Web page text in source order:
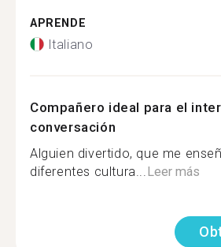
APRENDE
Italiano
Compañero ideal para el
conversación
Alguien divertido, que me
diferentes cultura... Leer más